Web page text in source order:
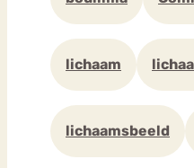
lichaam
lichaamsbeeld